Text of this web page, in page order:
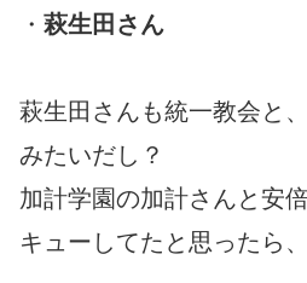
・ 萩生田さん
萩生田さんも統一教会と
みたいだし？
加計学園の加計さんと安
キューしてたと思ったら、